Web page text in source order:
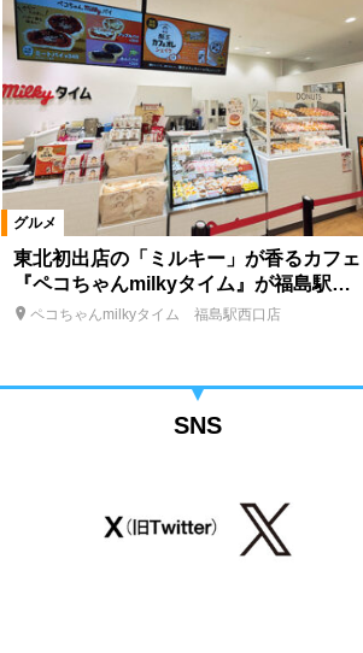
グルメ
東北初出店の「ミルキー」が香るカフェ
『ペコちゃんmilkyタイム』が福島駅…
ペコちゃんmilkyタイム 福島駅西口店
SNS